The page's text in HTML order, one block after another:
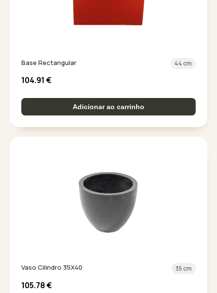
Base Rectangular 44 cm
104.91 €
Adicionar ao carrinho
Vaso Cilindro 35X40 35 cm
105.78€